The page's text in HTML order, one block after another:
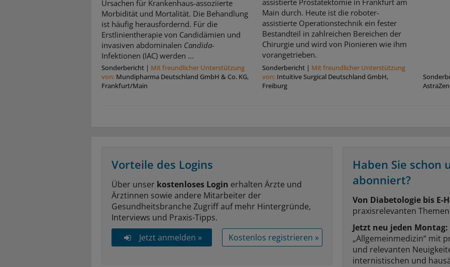
Ursachen für Krankenhaus-assoziierte
Morbidität und Mortalität. Die Behandlung
ist häufig herausfordernd. Für die
Erstlinientherapie von Candidämien und
invasiven abdominalen Candida-
Infektionen (IAC) werden ...
Sonderbericht | Mit freundlicher Unterstützung
von: Mundipharma Deutschland GmbH & Co. KG,
Frankfurt/Main
assistierte Prostatektomie in Frankfurt am
Main durch. Heute ist die roboter-
assistierte Operationstechnik ein fester
Bestandteil in zahlreichen Bereichen der
Chirurgie und wird von Pionieren wie ihm
vorangetrieben.
Sonderbericht| Mit freundlicher Unterstützung
von: Intuitive Surgical Deutschland GmbH,
Freiburg
Vorteile des Logins
Über unser kostenloses Login erhalten Ärzte und
Ärztinnen sowie andere Mitarbeiter der
Gesundheitsbranche Zugriff auf mehr Hintergründe,
Interviews und Praxis-Tipps.
Jetzt anmelden »
Kostenlos registrieren »
Haben Sie schon
abonniert?
Von Diabetologie bis E-
praxisrelevanten
Jetzt neu jeden Montag:
„Allgemeinmedizin“ mit
und relevanten
internistischen und